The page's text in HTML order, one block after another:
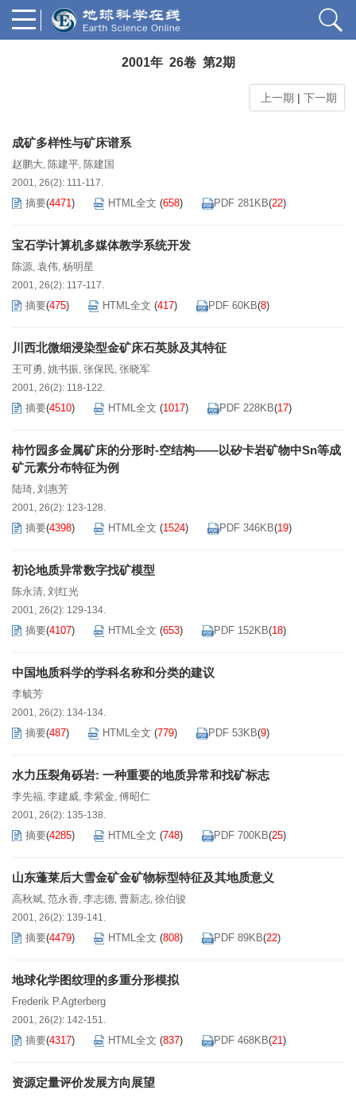
2001年 26卷 第2期
上一期 | 下一期
成矿多样性与矿床谱系
赵鹏大, 陈建平, 陈建国
2001, 26(2): 111-117.
摘要(4471) HTML全文 (658) PDF 281KB(22)
宝石学计算机多媒体教学系统开发
陈源, 袁伟, 杨明星
2001, 26(2): 117-117.
摘要(475) HTML全文 (417) PDF 60KB(8)
川西北微细浸染型金矿床石英脉及其特征
王可勇, 姚书振, 张保民, 张晓军
2001, 26(2): 118-122.
摘要(4510) HTML全文 (1017) PDF 228KB(17)
柿竹园多金属矿床的分形时-空结构——以矽卡岩矿物中Sn等成
矿元素分布特征为例
陆琦, 刘惠芳
2001, 26(2): 123-128.
摘要(4398) HTML全文 (1524) PDF 346KB(19)
初论地质异常数字找矿模型
陈永清, 刘红光
2001, 26(2): 129-134.
摘要(4107) HTML全文 (653) PDF 152KB(18)
中国地质科学的学科名称和分类的建议
李毓芳
2001, 26(2): 134-134.
摘要(487) HTML全文 (779) PDF 53KB(9)
水力压裂角砾岩: 一种重要的地质异常和找矿标志
李先福, 李建威, 李紫金, 傅昭仁
2001, 26(2): 135-138.
摘要(4285) HTML全文 (748) PDF 700KB(25)
山东蓬莱后大雪金矿金矿物标型特征及其地质意义
高秋斌, 范永香, 李志德, 曹新志, 徐伯骏
2001, 26(2): 139-141.
摘要(4479) HTML全文 (808) PDF 89KB(22)
地球化学图纹理的多重分形模拟
Frederik P.Agterberg
2001, 26(2): 142-151.
摘要(4317) HTML全文 (837) PDF 468KB(21)
资源定量评价发展方向展望